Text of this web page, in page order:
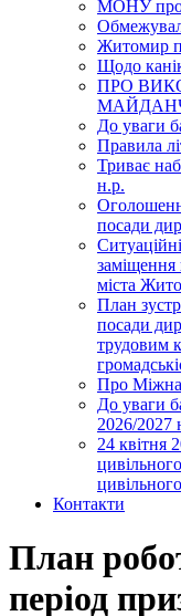
МОНУ про
Житомир
Щодо
ПРО
До уваги
Правила
Триває
н.р.
посади
заміщення
міста
План
посади
трудовим
Про
До уваги
2026/2027
24 квітня
Контакти
План
період